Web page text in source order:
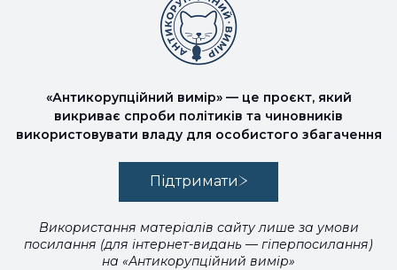
«Антикорупційний вимір» — це проєкт, який
викриває спроби політиків та чиновників
використовувати владу для особистого збагачення
Підтримати
Використання матеріалів сайту лише за умови
посилання (для інтернет-видань — гіперпосилання)
на «Антикорупційний вимір»